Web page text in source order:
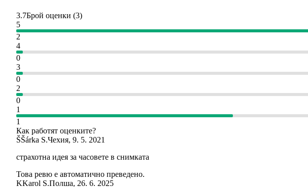
3.7Брой оценки (3)
5
2
4
0
3
0
2
0
1
1
Как работят оценките?
ŠŠárka S.Чехия, 9. 5. 2021
страхотна идея за часовете в снимката
Това ревю е автоматично преведено.
KKarol S.Полша, 26. 6. 2025